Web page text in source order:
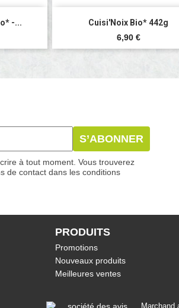
-...
Cuisi'Noix Bio* 442g
Prix
6,90 €
Aperçu rapide
à tout moment. Vous trouverez
de contact dans les conditions
PRODUITS
Promotions
Nouveaux produits
Meilleures ventes
Marchand